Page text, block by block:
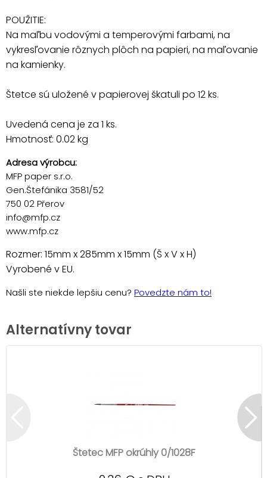
POUŽITIE:
Na maľbu vodovými a temperovými farbami, na
vykresľovanie rôznych plôch na papieri, na maľovanie
na kamienky.
Štetce sú uložené v papierovej škatuli po 12 ks.
Uvedená cena je za 1 ks.
Hmotnosť: 0.02 kg
Adresa výrobcu:
MFP paper s.r.o.
Gen.Štefánika 3581/52
750 02 Přerov
info@mfp.cz
www.mfp.cz
Rozmer: 15mm x 285mm x 15mm (Š x V x H)
Vyrobené v EU.
Našli ste niekde lepšiu cenu? Povedzte nám to!
Alternatívny tovar
Štetec MFP okrúhly 0/1028F